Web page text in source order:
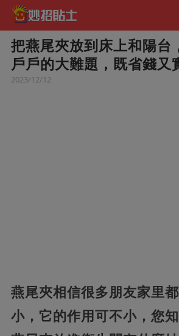
把燕尾夾放到床上和陽台
戶戶的大難題，既省錢又
2023/12/12
燕尾夾相信很多朋友家里
小，它的作用可不小，您